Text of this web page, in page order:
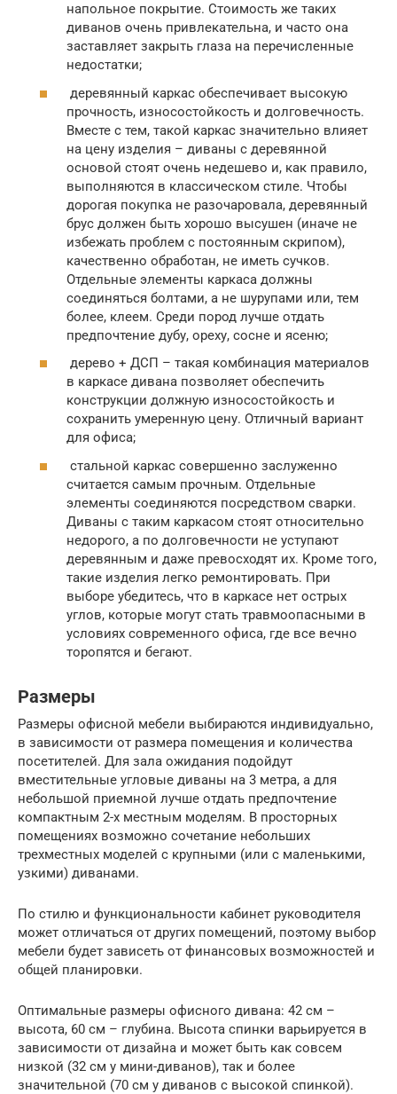
напольное покрытие. Стоимость же таких
диванов очень привлекательна, и часто она
заставляет закрыть глаза на перечисленные
недостатки;
деревянный каркас обеспечивает высокую
прочность, износостойкость и долговечность.
Вместе с тем, такой каркас значительно влияет
на цену изделия – диваны с деревянной
основой стоят очень недешево и, как правило,
выполняются в классическом стиле. Чтобы
дорогая покупка не разочаровала, деревянный
брус должен быть хорошо высушен (иначе не
избежать проблем с постоянным скрипом),
качественно обработан, не иметь сучков.
Отдельные элементы каркаса должны
соединяться болтами, а не шурупами или, тем
более, клеем. Среди пород лучше отдать
предпочтение дубу, ореху, сосне и ясеню;
дерево + ДСП – такая комбинация материалов
в каркасе дивана позволяет обеспечить
конструкции должную износостойкость и
сохранить умеренную цену. Отличный вариант
для офиса;
стальной каркас совершенно заслуженно
считается самым прочным. Отдельные
элементы соединяются посредством сварки.
Диваны с таким каркасом стоят относительно
недорого, а по долговечности не уступают
деревянным и даже превосходят их. Кроме того,
такие изделия легко ремонтировать. При
выборе убедитесь, что в каркасе нет острых
углов, которые могут стать травмоопасными в
условиях современного офиса, где все вечно
торопятся и бегают.
Размеры
Размеры офисной мебели выбираются индивидуально,
в зависимости от размера помещения и количества
посетителей. Для зала ожидания подойдут
вместительные угловые диваны на 3 метра, а для
небольшой приемной лучше отдать предпочтение
компактным 2-х местным моделям. В просторных
помещениях возможно сочетание небольших
трехместных моделей с крупными (или с маленькими,
узкими) диванами.
По стилю и функциональности кабинет руководителя
может отличаться от других помещений, поэтому выбор
мебели будет зависеть от финансовых возможностей и
общей планировки.
Оптимальные размеры офисного дивана: 42 см –
высота, 60 см – глубина. Высота спинки варьируется в
зависимости от дизайна и может быть как совсем
низкой (32 см у мини-диванов), так и более
значительной (70 см у диванов с высокой спинкой).